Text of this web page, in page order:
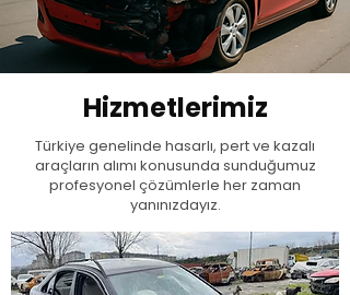
Hizmetlerimiz
Türkiye genelinde hasarlı, pert ve kazalı
araçların alımı konusunda sunduğumuz
profesyonel çözümlerle her zaman
yanınızdayız.